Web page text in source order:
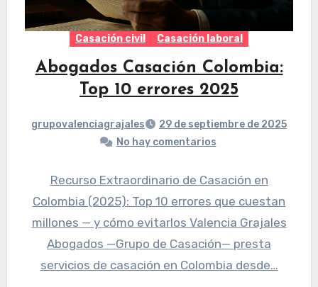
Casación civil Casación laboral
Abogados Casación Colombia:
Top 10 errores 2025
grupovalenciagrajales
29 de septiembre de 2025
No hay comentarios
Recurso Extraordinario de Casación en
Colombia (2025): Top 10 errores que cuestan
millones — y cómo evitarlos Valencia Grajales
Abogados —Grupo de Casación— presta
servicios de casación en Colombia desde…